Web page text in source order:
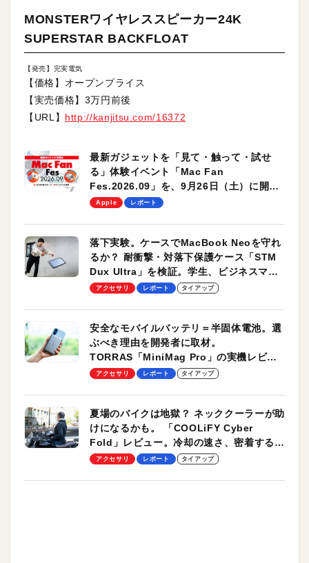
MONSTERワイヤレススピーカー24K
SUPERSTAR BACKFLOAT
【発売】完実電気
【価格】オープンプライス
【実売価格】3万円前後
【URL】 http://kanjitsu.com/16372
最新ガジェットを「見て・触って・試せ
る」体験イベント「Mac Fan
Fes.2026.09」を、9月26日（土）に開催
します！
Apple レポート
落下実験。ケースでMacBook Neoを守れ
るか？ 耐衝撃・対落下保護ケース「STM
Dux Ultra」を検証。学生、ビジネスマン
のモバイルユースに最適！
アクセサリ レポート タイアップ
安全なモバイルバッテリ＝半固体電池。選
ぶべき理由を開発者に取材。
TORRAS「MiniMag Pro」の実機レビュ
ーも
アクセサリ レポート タイアップ
夏場のバイクは地獄？ ネッククーラーが助
けになるかも。 「COOLiFY Cyber
Fold」レビュー。冷却の速さ、密着する冷
却プレート、シンプルな操作性がグッド！
アクセサリ レポート タイアップ